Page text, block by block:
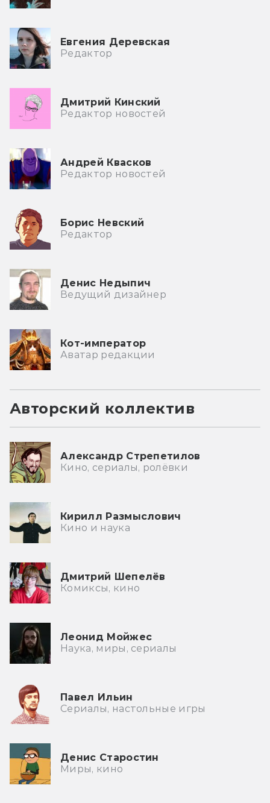
Евгения Деревская
Редактор
Дмитрий Кинский
Редактор новостей
Андрей Квасков
Редактор новостей
Борис Невский
Редактор
Денис Недыпич
Ведущий дизайнер
Кот-император
Аватар редакции
Авторский коллектив
Александр Стрепетилов
Кино, сериалы, ролёвки
Кирилл Размыслович
Кино и наука
Дмитрий Шепелёв
Комиксы, кино
Леонид Мойжес
Наука, миры, сериалы
Павел Ильин
Сериалы, настольные игры
Денис Старостин
Миры, кино